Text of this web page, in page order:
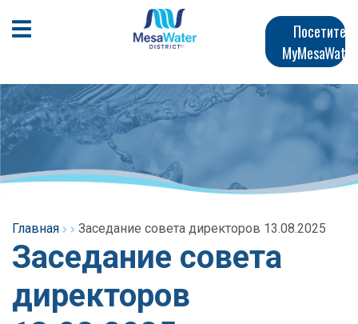
Главная
Открыть мобильное меню
Посетите
MyMesaWater
Главная Заседание совета директоров 13.08.2025
Заседание совета
директоров